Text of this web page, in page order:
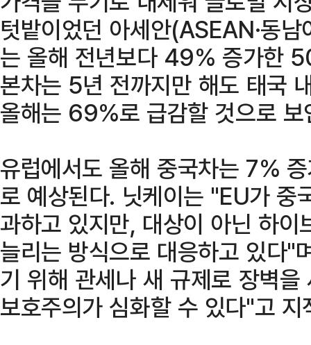
텃밭이었던 아세안(ASEAN·동
는 올해 전년보다 49% 증가한
본차는 5년 전까지만 해도 태국
올해는 69%로 급감할 것으로 보
유럽에서도 올해 중국차는 7%
로 예상된다. 닛케이는 "EU가 중
과하고 있지만, 대상이 아닌 하
늘리는 방식으로 대응하고 있다"
기 위해 관세나 새 규제로 장벽
보호주의가 심화할 수 있다"고 지